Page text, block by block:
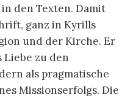
den Texten. Damit
ganz in Kyrills
und der Kirche. Er
Liebe zu den
als pragmatische
Missionserfolgs. Die